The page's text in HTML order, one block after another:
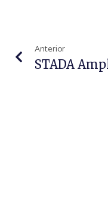
Anterior